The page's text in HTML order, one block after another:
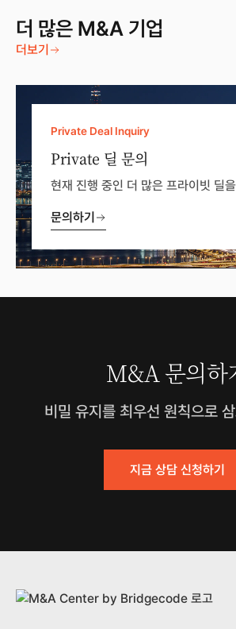
더 많은 M&A 기업
더보기
Private Deal Inquiry
Private 딜 문의
현재 진행 중인 더 많은 프라이빗 딜
문의하기
M&A 문의하
비밀 유지를 최우선 원칙으로
지금 상담 신청하기